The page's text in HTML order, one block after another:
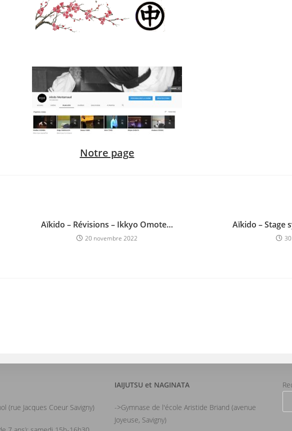
Notre page
Aïkido – Révisions – Ikkyo Omote…
20 novembre 2022
Aïkido – Stage
(rue Jacques Coeur Savigny)
IAIJUTSU et NAGINATA
->Gymnase de l'école Aristide Briand (avenue
Joyeuse, Savigny)